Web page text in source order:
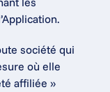
société qui
où elle
affiliée »